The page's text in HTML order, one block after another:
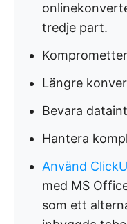
tredje part.
Längre
Bevara
Hantera
Använd
med MS
som ett